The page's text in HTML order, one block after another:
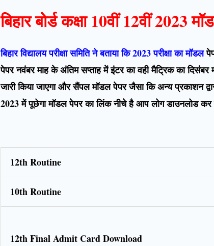
बिहार बोर्ड कक्षा 10वीं 12वीं 2023
बिहार विद्यालय परीक्षा समिति ने बताया कि 2023 परीक्षा का मॉडल
पेपर नवंबर माह के अंतिम सप्ताह में इंटर का वही मैट्रिक का दिसंबर
जारी किया जाएगा और सैंपल मॉडल पेपर जैसा कि अन्य प्रकाशन
2023 में पूछेगा मॉडल पेपर का लिंक नीचे है आप लोग डाउनलोड
12th Routine
10th Routine
12th Final Admit Card Download